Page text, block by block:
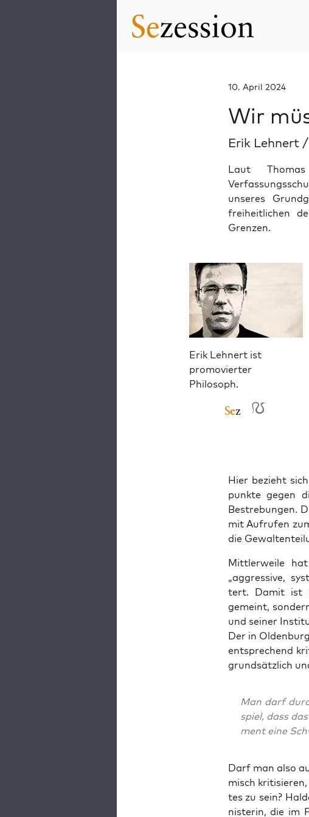
10. April 2024
Wir
Erik Lehnert /
Laut
unseres
freiheitlichen
Grenzen.
Erik Lehnert ist
promovierter
Philosoph.
Hier bezieht
punk­te gegen
Bestre­bun­gen.
mit Auf­ru­fen
die
Mitt­ler­wei­le
„aggres­si­ve,
tert. Damit ist
gemeint,
und sei­ner
Der in
ent­spre­chend
grund­sätz­lich
Man darf
spiel, dass
ment eine
Darf man also
misch
tes zu sein?
nis­te­rin, die im